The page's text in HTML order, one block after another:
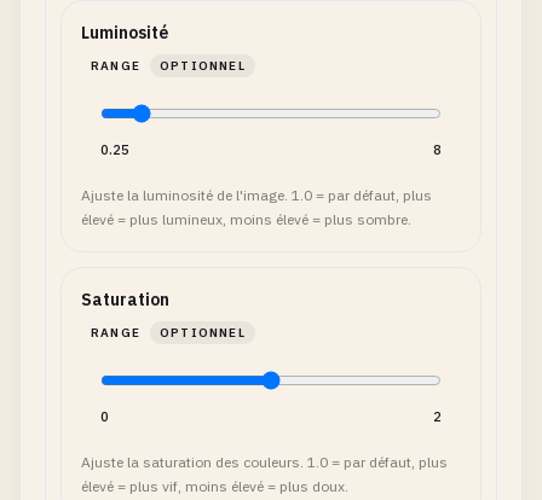
Luminosité
RANGE OPTIONNEL
0.25 8
Ajuste la luminosité de l'image. 1.0 = par défaut, plus
élevé = plus lumineux, moins élevé = plus sombre.
Saturation
RANGE OPTIONNEL
0 2
Ajuste la saturation des couleurs. 1.0 = par défaut, plus
élevé = plus vif, moins élevé = plus doux.